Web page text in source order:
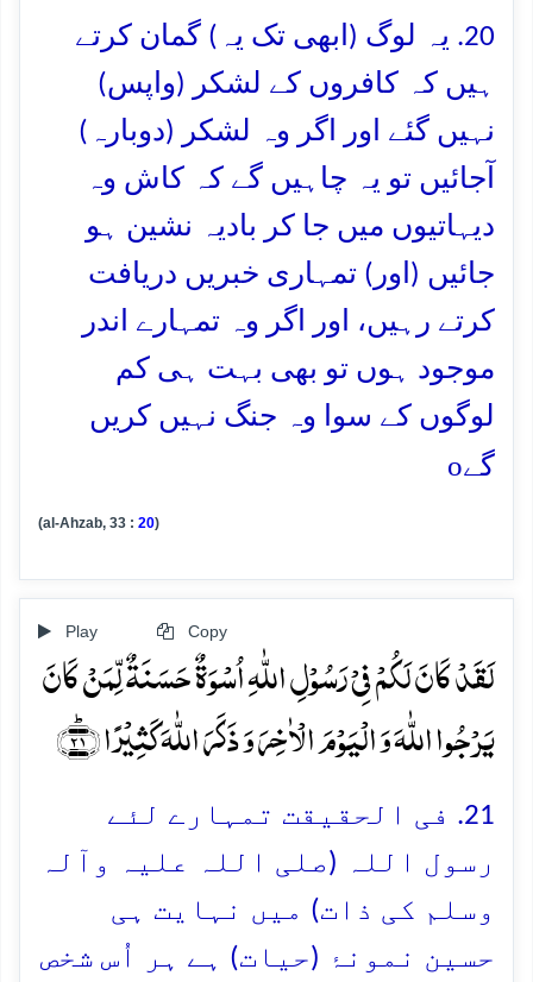
20. یہ لوگ (ابھی تک یہ) گمان کرتے
ہیں کہ کافروں کے لشکر (واپس)
نہیں گئے اور اگر وہ لشکر (دوبارہ)
آجائیں تو یہ چاہیں گے کہ کاش وہ
دیہاتیوں میں جا کر بادیہ نشین ہو
جائیں (اور) تمہاری خبریں دریافت
کرتے رہیں، اور اگر وہ تمہارے اندر
موجود ہوں تو بھی بہت ہی کم
لوگوں کے سوا وہ جنگ نہیں کریں
گےo
(al-Ahzab, 33 : 20)
Play Copy
لَقَدۡ کَانَ لَکُمۡ فِیۡ رَسُوۡلِ اللّٰہِ اُسۡوَۃٌ حَسَنَۃٌ لِّمَنۡ کَانَ
یَرۡجُوا اللّٰہَ وَ الۡیَوۡمَ الۡاٰخِرَ وَ ذَکَرَ اللّٰہَ کَثِیۡرًا ﴿ؕ۲۱﴾
21. فی الحقیقت تمہارے لئے
رسول اللہ (صلی اللہ علیہ وآلہ
وسلم کی ذات) میں نہایت ہی
حسین نمونۂ (حیات) ہے ہر اُس شخص